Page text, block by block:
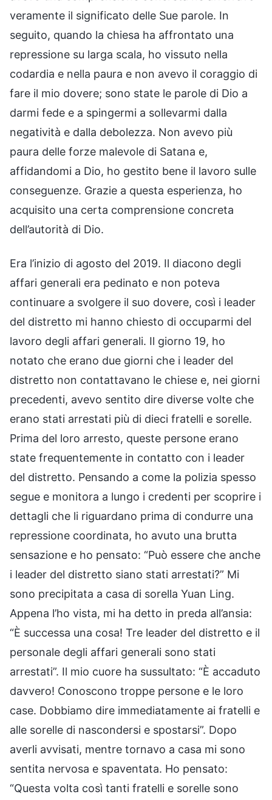
veramente il significato delle Sue parole. In
seguito, quando la chiesa ha affrontato una
repressione su larga scala, ho vissuto nella
codardia e nella paura e non avevo il coraggio di
fare il mio dovere; sono state le parole di Dio a
darmi fede e a spingermi a sollevarmi dalla
negatività e dalla debolezza. Non avevo più
paura delle forze malevole di Satana e,
affidandomi a Dio, ho gestito bene il lavoro sulle
conseguenze. Grazie a questa esperienza, ho
acquisito una certa comprensione concreta
dell’autorità di Dio.
Era l’inizio di agosto del 2019. Il diacono degli
affari generali era pedinato e non poteva
continuare a svolgere il suo dovere, così i leader
del distretto mi hanno chiesto di occuparmi del
lavoro degli affari generali. Il giorno 19, ho
notato che erano due giorni che i leader del
distretto non contattavano le chiese e, nei giorni
precedenti, avevo sentito dire diverse volte che
erano stati arrestati più di dieci fratelli e sorelle.
Prima del loro arresto, queste persone erano
state frequentemente in contatto con i leader
del distretto. Pensando a come la polizia spesso
segue e monitora a lungo i credenti per scoprire i
dettagli che li riguardano prima di condurre una
repressione coordinata, ho avuto una brutta
sensazione e ho pensato: “Può essere che anche
i leader del distretto siano stati arrestati?” Mi
sono precipitata a casa di sorella Yuan Ling.
Appena l’ho vista, mi ha detto in preda all’ansia:
“È successa una cosa! Tre leader del distretto e il
personale degli affari generali sono stati
arrestati”. Il mio cuore ha sussultato: “È accaduto
davvero! Conoscono troppe persone e le loro
case. Dobbiamo dire immediatamente ai fratelli e
alle sorelle di nascondersi e spostarsi”. Dopo
averli avvisati, mentre tornavo a casa mi sono
sentita nervosa e spaventata. Ho pensato:
“Questa volta così tanti fratelli e sorelle sono